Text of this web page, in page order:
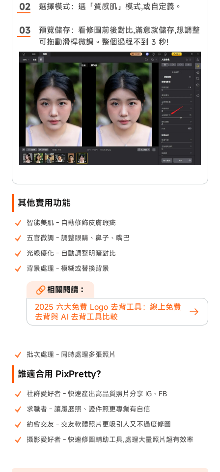
選擇模式：選「質感肌」模式,或自定義。
預覽儲存：看修圖前後對比,滿意就儲存,想調整
可拖動滑桿微調。整個過程不到 3 秒!
其他實用功能
智能美肌 - 自動修飾皮膚瑕疵
五官微調 - 調整眼睛、鼻子、嘴巴
光線優化 - 自動調整明暗對比
背景處理 - 模糊或替換背景
相關閱讀：
2025 六大免費 Logo 去背工具：線上免費
去背與 AI 去背工具比較
批次處理 - 同時處理多張照片
誰適合用 PixPretty?
社群愛好者 - 快速產出高品質照片分享 IG、FB
求職者 - 讓履歷照、證件照更專業有自信
約會交友 - 交友軟體照片更吸引人又不過度修圖
攝影愛好者 - 快速修圖輔助工具,處理大量照片超有效率